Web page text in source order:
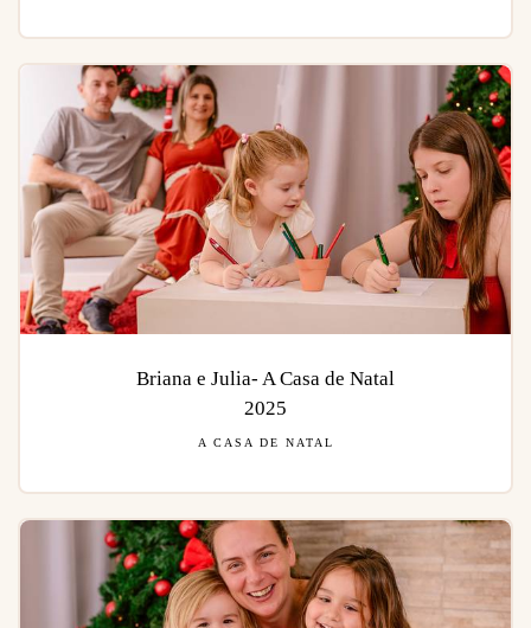
Briana e Julia- A Casa de Natal
2025
A CASA DE NATAL